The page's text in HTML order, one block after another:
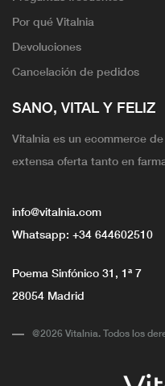
Por qué Vitalnia
Devoluciones
Cancelación de pedidos
SANO, VITAL Y FELIZ
Vitalnia es un ecommerce
extensa oferta tanto en
info@vitalnia.com
Whatsapp: +34 644602510
Poema Sinfónico 31, 1ª 7
28054 Madrid
@2026 Vitalnia. Todos los